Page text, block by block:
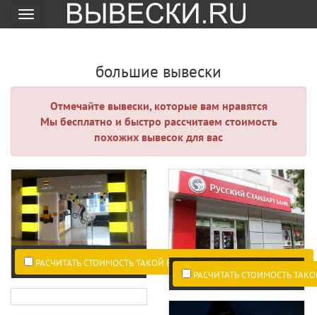
Меню
большие вывески
Отмечайте вывески, которые вам нравятся
Мы бесплатно и быстро рассчитаем стоимость
похожих вывесок для вас
РАСЧИТАТЬ СТОИМОСТЬ ТАКОЙ ВЫВЕСКИ ПО ВАШИМ РАЗМЕРАМ.
РАСЧИТАТЬ СТОИМОСТЬ